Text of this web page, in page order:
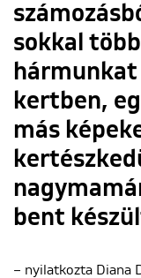
sokkal
hármunkat
kertben,
más
bent
– nyilatkozta Diana